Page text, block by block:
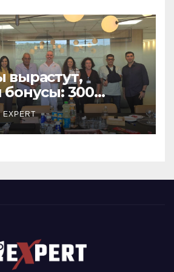
вырастут,
бонусы: 300
«Штраус»
новый
договор
EXPERT